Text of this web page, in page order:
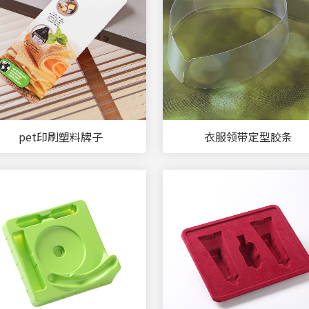
pet印刷塑料牌子 衣服领带定型胶条